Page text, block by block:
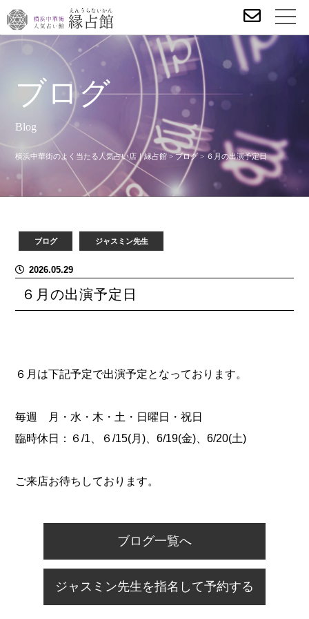
ブログ
Blog
横浜中華街のよく当たる人気占い店｜縁占館 >ブログ> ６月の出演予定日
ブログ ジャスミン先生
2026.05.29
６月の出演予定日
６月は下記予定で出演予定となっております。
毎週 月・水・木・土・日曜日・祝日
臨時休日：６/1、６/15(月)、6/19(金)、6/20(土)
ご来店お待ちしております。
ブログ一覧へ
ジャスミン先生を指名して予約する